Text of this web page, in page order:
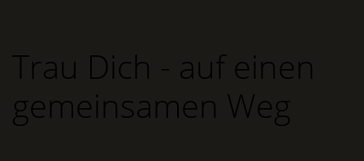
Trau Dich - auf einen
gemeinsamen Weg